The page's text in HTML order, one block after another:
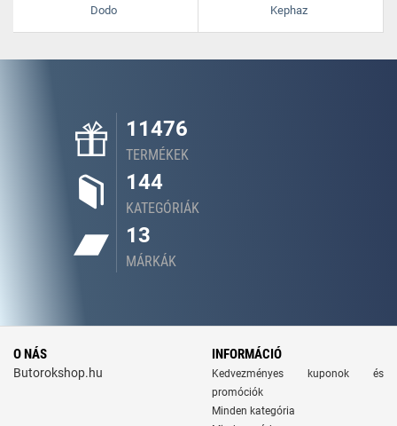
Dodo Kephaz
11476
TERMÉKEK
144
KATEGÓRIÁK
13
MÁRKÁK
O NÁS
Butorokshop.hu
INFORMÁCIÓ
Kedvezményes kuponok és
promóciók
Minden kategória